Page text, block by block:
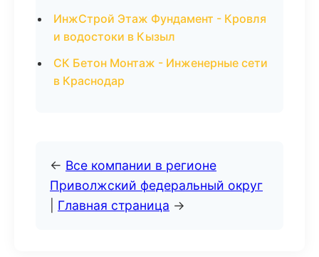
ИнжСтрой Этаж Фундамент - Кровля
и водостоки в Кызыл
СК Бетон Монтаж - Инженерные сети
в Краснодар
← Все компании в регионе
Приволжский федеральный округ
Главная страница →